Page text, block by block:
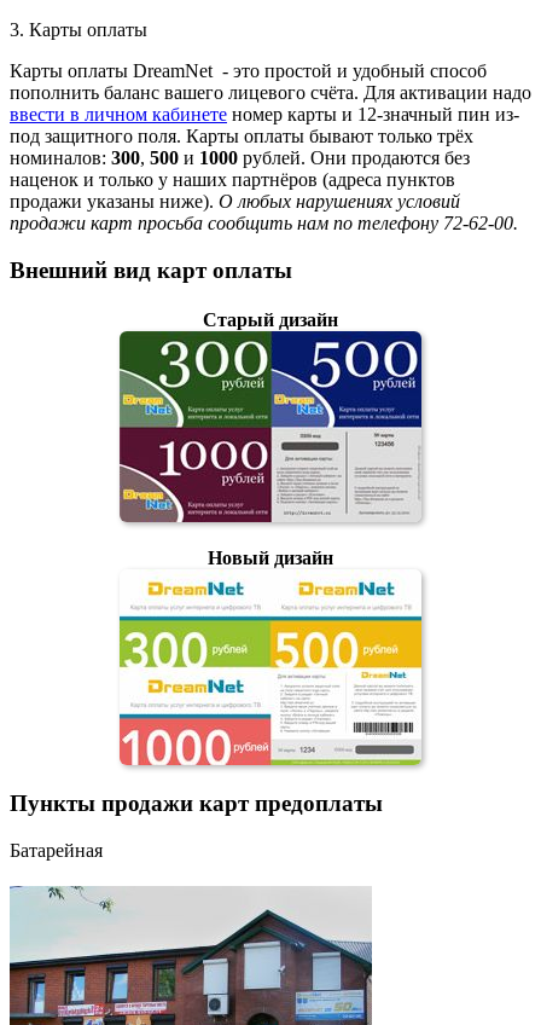
3. Карты оплаты
Карты оплаты DreamNet - это простой и удобный способ
пополнить баланс вашего лицевого счёта. Для активации надо
ввести в личном кабинете номер карты и 12-значный пин из-
под защитного поля. Карты оплаты бывают только трёх
номиналов: 300, 500 и 1000 рублей. Они продаются без
наценок и только у наших партнёров (адреса пунктов
продажи указаны ниже). О любых нарушениях условий
продажи карт просьба сообщить нам по телефону 72-62-00.
Внешний вид карт оплаты
Старый дизайн
Новый дизайн
Пункты продажи карт предоплаты
Батарейная